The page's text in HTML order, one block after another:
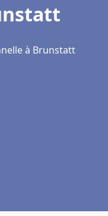
à Brunstatt